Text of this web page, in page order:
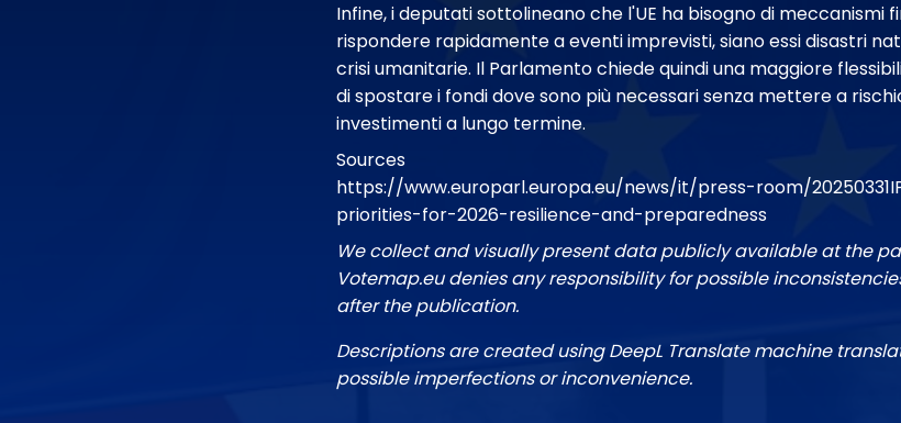
Infine, i deputati sottolineano che l'UE ha bisogno di meccanismi
rispondere rapidamente a eventi imprevisti, siano essi disastri
crisi umanitarie. Il Parlamento chiede quindi una maggiore
di spostare i fondi dove sono più necessari senza mettere a
investimenti a lungo termine.
Sources
https://www.europarl.europa.eu/news/it/press-room/
priorities-for-2026-resilience-and-preparedness
We collect and visually present data publicly available at the
Votemap.eu denies any responsibility for possible
after the publication.
Descriptions are created using DeepL Translate machine
possible imperfections or inconvenience.